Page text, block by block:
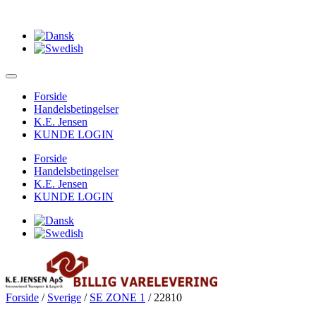
Forside
Handelsbetingelser
K.E. Jensen
KUNDE LOGIN
Forside
Handelsbetingelser
K.E. Jensen
KUNDE LOGIN
Forside / Sverige / SE ZONE 1 / 22810